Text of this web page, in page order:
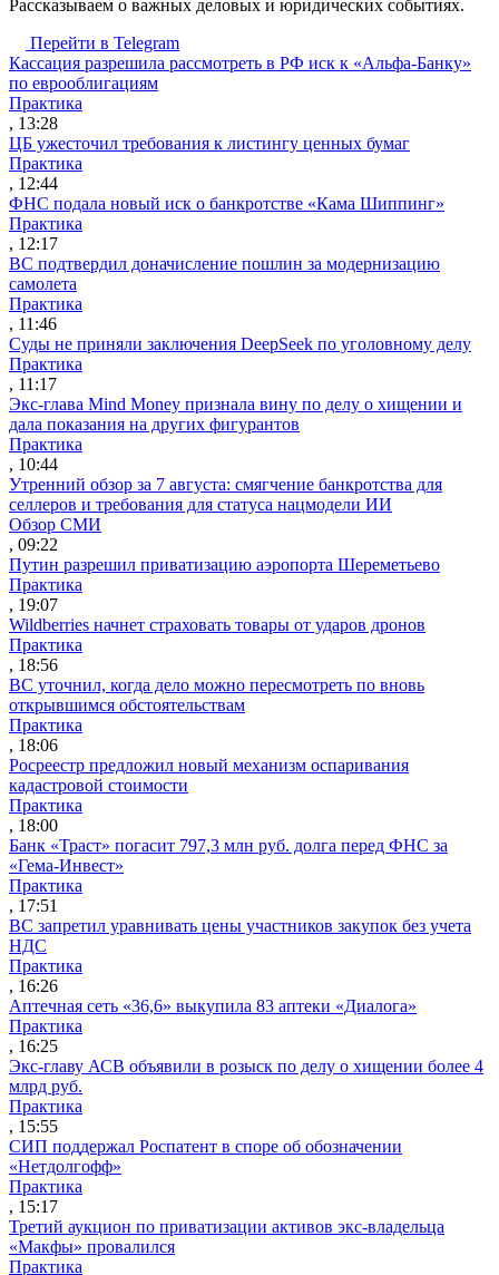
Рассказываем о важных деловых и юридических событиях.
Перейти в Telegram
Кассация разрешила рассмотреть в РФ иск к «Альфа-Банку»
по еврооблигациям
Практика
, 13:28
ЦБ ужесточил требования к листингу ценных бумаг
Практика
, 12:44
ФНС подала новый иск о банкротстве «Кама Шиппинг»
Практика
, 12:17
ВС подтвердил доначисление пошлин за модернизацию
самолета
Практика
, 11:46
Суды не приняли заключения DeepSeek по уголовному делу
Практика
, 11:17
Экс-глава Mind Money признала вину по делу о хищении и
дала показания на других фигурантов
Практика
, 10:44
Утренний обзор за 7 августа: смягчение банкротства для
селлеров и требования для статуса нацмодели ИИ
Обзор СМИ
, 09:22
Путин разрешил приватизацию аэропорта Шереметьево
Практика
, 19:07
Wildberries начнет страховать товары от ударов дронов
Практика
, 18:56
ВС уточнил, когда дело можно пересмотреть по вновь
открывшимся обстоятельствам
Практика
, 18:06
Росреестр предложил новый механизм оспаривания
кадастровой стоимости
Практика
, 18:00
Банк «Траст» погасит 797,3 млн руб. долга перед ФНС за
«Гема-Инвест»
Практика
, 17:51
ВС запретил уравнивать цены участников закупок без учета
НДС
Практика
, 16:26
Аптечная сеть «36,6» выкупила 83 аптеки «Диалога»
Практика
, 16:25
Экс-главу АСВ объявили в розыск по делу о хищении более 4
млрд руб.
Практика
, 15:55
СИП поддержал Роспатент в споре об обозначении
«Нетдолгофф»
Практика
, 15:17
Третий аукцион по приватизации активов экс-владельца
«Макфы» провалился
Практика